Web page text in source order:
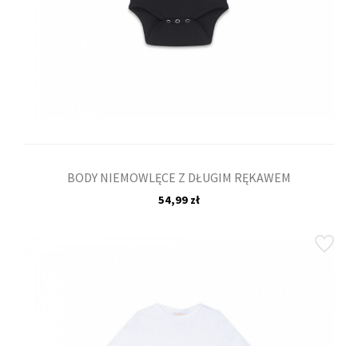
BODY NIEMOWLĘCE Z DŁUGIM RĘKAWEM
54,99 zł